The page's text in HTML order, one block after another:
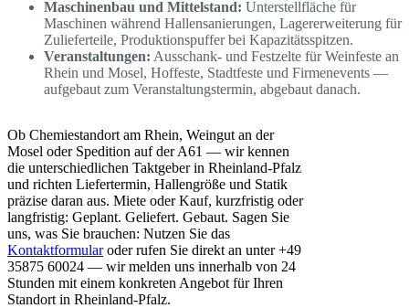
Maschinenbau und Mittelstand: Unterstellfläche für
Maschinen während Hallensanierungen, Lagererweiterung für
Zulieferteile, Produktionspuffer bei Kapazitätsspitzen.
Veranstaltungen: Ausschank- und Festzelte für Weinfeste an
Rhein und Mosel, Hoffeste, Stadtfeste und Firmenevents —
aufgebaut zum Veranstaltungstermin, abgebaut danach.
Ob Chemiestandort am Rhein, Weingut an der
Mosel oder Spedition auf der A61 — wir kennen
die unterschiedlichen Taktgeber in Rheinland-Pfalz
und richten Liefertermin, Hallengröße und Statik
präzise daran aus. Miete oder Kauf, kurzfristig oder
langfristig: Geplant. Geliefert. Gebaut. Sagen Sie
uns, was Sie brauchen: Nutzen Sie das
Kontaktformularoder rufen Sie direkt an unter +49
35875 60024 — wir melden uns innerhalb von 24
Stunden mit einem konkreten Angebot für Ihren
Standort in Rheinland-Pfalz.